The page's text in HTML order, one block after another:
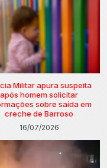
Militar apura suspeita
após homem solicitar
sobre saída em
creche de Barroso
16/07/2026